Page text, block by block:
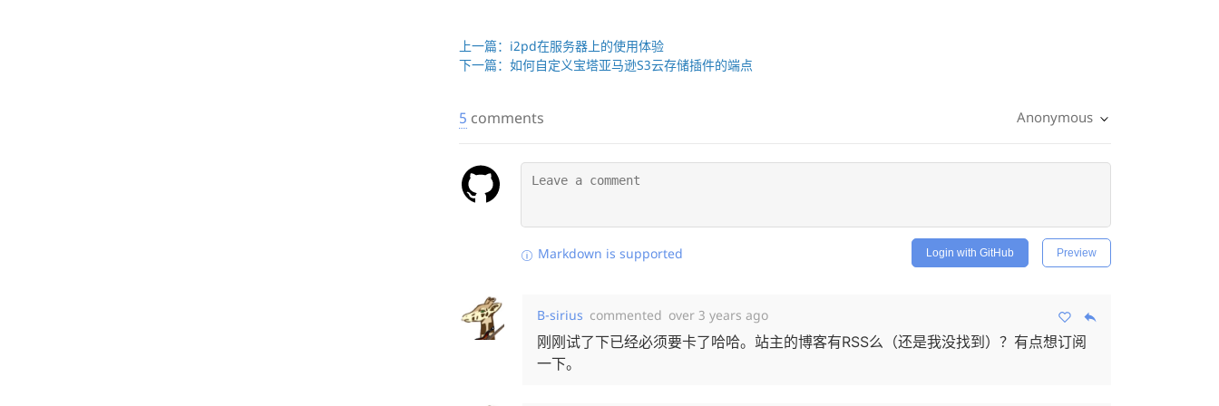
上一篇：i2pd在服务器上的使用体验
下一篇：如何自定义宝塔亚马逊S3云存储插件的端点
5 comments Anonymous
Markdown is supported Preview
Login with GitHub
B-sirius commented over 3 years ago
刚刚试了下已经必须要卡了哈哈。站主的博客有RSS么（还是我没找到）？有点想订阅
一下。